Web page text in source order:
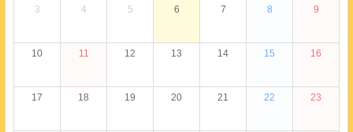
3 4 5 6 7 8 9
10 11 12 13 14 15 16
17 18 19 20 21 22 23